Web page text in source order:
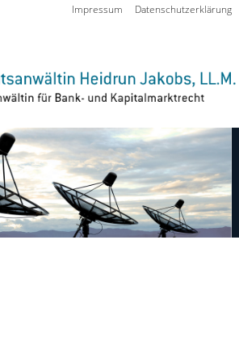
Zur Navigation springen Datenschutzerklärung
Impressum